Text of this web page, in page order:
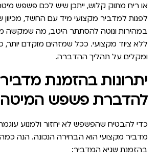
או ריח מתוק קלוש, ייתכן שיש לכם פשפש
לפנות למדביר מקצועי מיד עם החשד,
במהירות ונוטה להסתתר היטב, מה שמקשה
ללא ציוד מקצועי. ככל שמזהים מוקדם
ומקלים על תהליך ההדברה.
יתרונות בהזמנת
להדברת פשפש המיטה
כדי להבטיח שהפשפש לא יחזור ולמנוע
מדביר מקצועי הוא הבחירה הנכונה. הנה כמה
בהזמנת שגיא המדביר: